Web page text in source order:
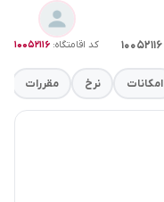
کد اقامتگاه: ۱۰۰۵۲۱۱۶
امکانات نرخ مقررات